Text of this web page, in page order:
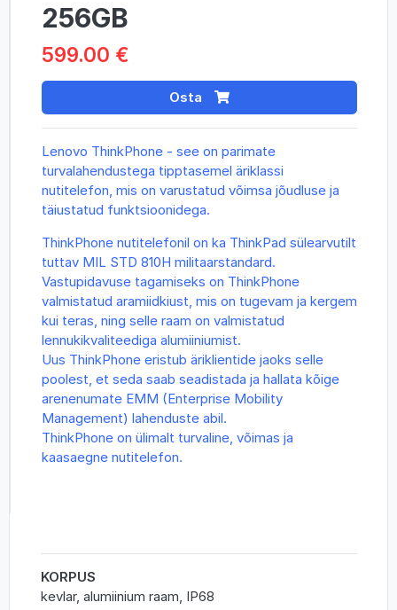
256GB
599.00 €
Osta
Lenovo ThinkPhone - see on parimate
turvalahendustega tipptasemel äriklassi
nutitelefon, mis on varustatud võimsa jõudluse ja
täiustatud funktsioonidega.
ThinkPhone nutitelefonil on ka ThinkPad sülearvutilt
tuttav MIL STD 810H militaarstandard.
Vastupidavuse tagamiseks on ThinkPhone
valmistatud aramiidkiust, mis on tugevam ja kergem
kui teras, ning selle raam on valmistatud
lennukikvaliteediga alumiiniumist.
Uus ThinkPhone eristub äriklientide jaoks selle
poolest, et seda saab seadistada ja hallata kõige
arenenumate EMM (Enterprise Mobility
Management) lahenduste abil.
ThinkPhone on ülimalt turvaline, võimas ja
kaasaegne nutitelefon.
KORPUS
kevlar, alumiinium raam, IP68